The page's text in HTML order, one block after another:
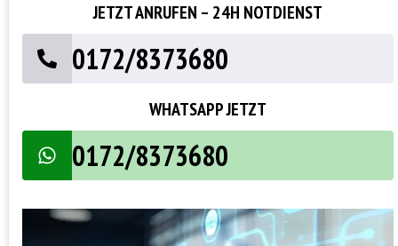
JETZT ANRUFEN – 24H NOTDIENST
0172/8373680
WHATSAPP JETZT
0172/8373680